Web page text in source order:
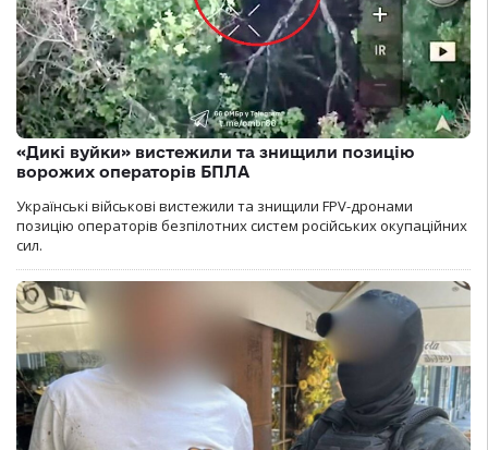
«Дикі вуйки» вистежили та знищили позицію
ворожих операторів БПЛА
Українські військові вистежили та знищили FPV-дронами
позицію операторів безпілотних систем російських окупаційних
сил.